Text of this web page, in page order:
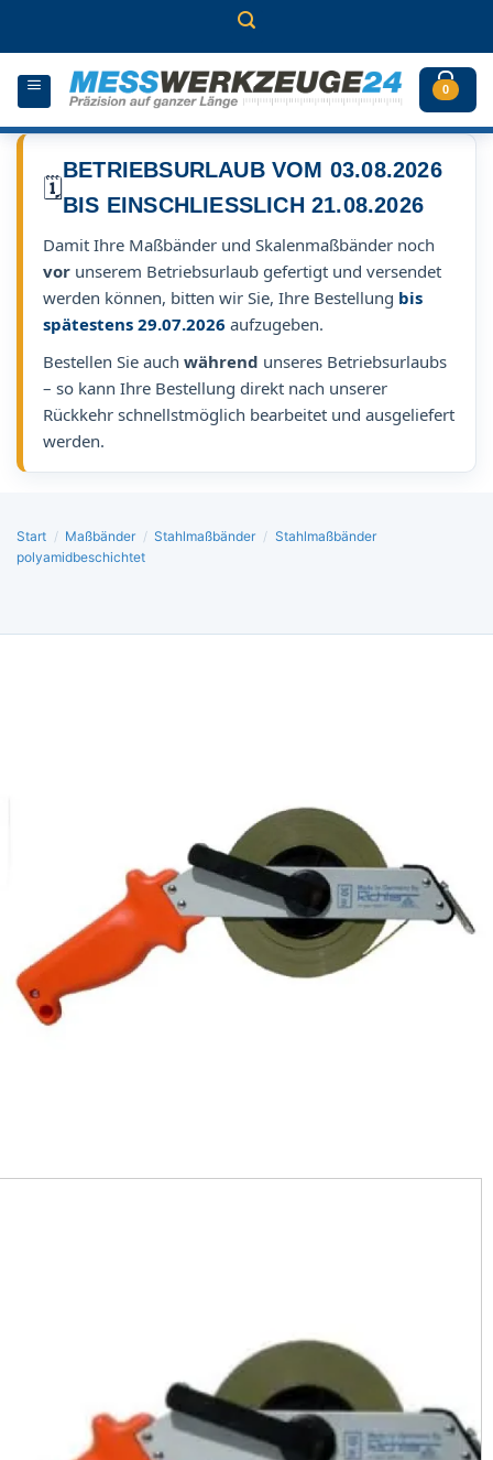
0
🗓️
BETRIEBSURLAUB VOM 03.08.2026
BIS EINSCHLIESSLICH 21.08.2026
Damit Ihre Maßbänder und Skalenmaßbänder noch
vor unserem Betriebsurlaub gefertigt und versendet
werden können, bitten wir Sie, Ihre Bestellung bis
spätestens 29.07.2026 aufzugeben.
Bestellen Sie auch während unseres Betriebsurlaubs
– so kann Ihre Bestellung direkt nach unserer
Rückkehr schnellstmöglich bearbeitet und ausgeliefert
werden.
Start / Maßbänder / Stahlmaßbänder / Stahlmaßbänder
polyamidbeschichtet